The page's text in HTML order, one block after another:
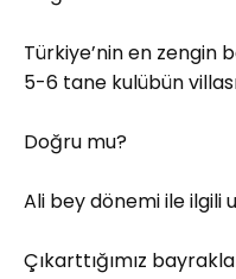
Türkiye’nin en zengin
5-6 tane kulübün
Doğru mu?
Ali bey dönemi ile ilgili
Çıkarttığımız